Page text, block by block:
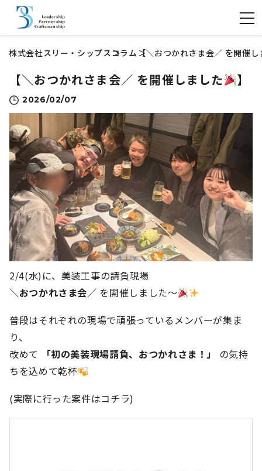
株式会社スリー・シップスコラム 【＼おつかれさま会／ を開催し
【＼おつかれさま会／ を開催しました 】
2026/02/07
2/4(水)に、美装工事の請負現場
＼おつかれさま会／ を開催しました〜
普段はそれぞれの現場で頑張っているメンバーが集ま
り、
改めて
「初の美装現場請負、おつかれさま！」
の気持
ちを込めて乾杯
(実際に行った案件はコチラ)